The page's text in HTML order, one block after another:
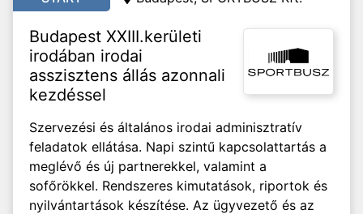
Budapest XXIII.kerületi
irodában irodai
asszisztens állás azonnali
kezdéssel
Szervezési és általános irodai adminisztratív
feladatok ellátása. Napi szintű kapcsolattartás a
meglévő és új partnerekkel, valamint a
sofőrökkel. Rendszeres kimutatások, riportok és
nyilvántartások készítése. Az ügyvezető és az